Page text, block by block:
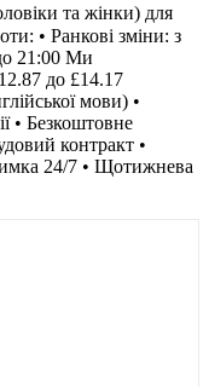
та жінки) для
• Ранкові зміни: з
21:00 Ми
до £14.17
мови) •
• Безкоштовне
контракт •
24/7 • Щотижнева